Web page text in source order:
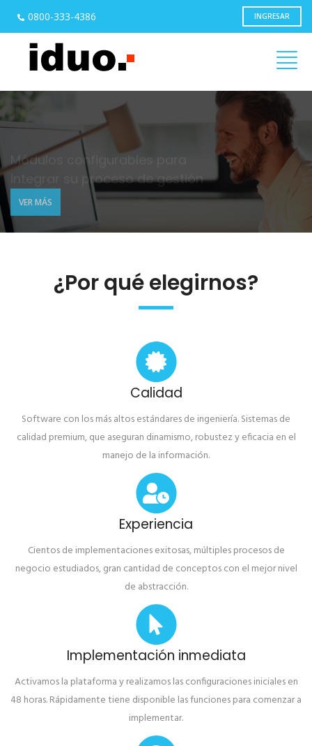
0800-333-4386 INGRESAR
Módulos configurables para
integrar su proceso de gestión
¿Por qué elegirnos?
Calidad
Software con los más altos estándares de ingeniería. Sistemas de
calidad premium, que aseguran dinamismo, robustez y eficacia en el
manejo de la información.
Experiencia
Cientos de implementaciones exitosas, múltiples procesos de
negocio estudiados, gran cantidad de conceptos con el mejor nivel
de abstracción.
Implementación inmediata
Activamos la plataforma y realizamos las configuraciones iniciales en
48 horas. Rápidamente tiene disponible las funciones para comenzar a
implementar.